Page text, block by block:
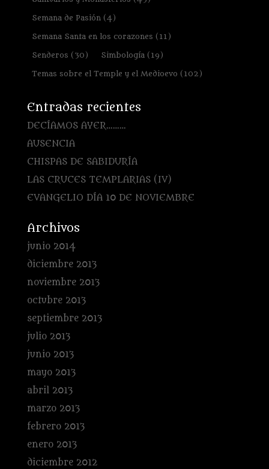
Semana de Pasión(4)
Semana Santa en los corazones (11)
Senderos (30) Simbología(19)
Temas sobre el Temple y el Medioevo (102)
Entradas recientes
DECÍAMOS AYER………
AUSENCIA
CHISPAS DE SABIDURÍA
LAS CRUCES TEMPLARIAS (IV)
EVANGELIO DÍA 10 DE NOVIEMBRE
Archivos
junio 2014
diciembre 2013
noviembre 2013
octubre 2013
septiembre 2013
julio 2013
junio 2013
mayo 2013
abril 2013
marzo 2013
febrero 2013
enero 2013
diciembre 2012